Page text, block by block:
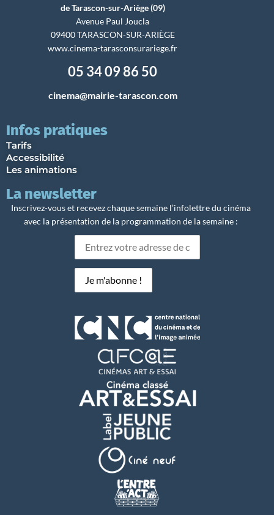
de Tarascon-sur-Ariège (09)
Avenue Paul Joucla
09400 TARASCON-SUR-ARIÈGE
www.cinema-tarasconsurariege.fr
05 34 09 86 50
cinema@mairie-tarascon.com
Infos pratiques
Tarifs
Accessibilité
Les animations
La newsletter
Inscrivez-vous et recevez chaque semaine l’infolettre du cinéma
avec la présentation de la programmation de la semaine :